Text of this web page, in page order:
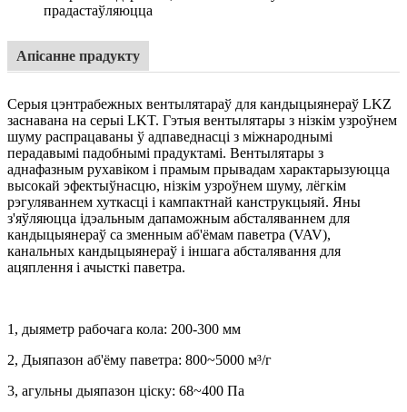
прадастаўляюцца
Апісанне прадукту
Серыя цэнтрабежных вентылятараў для кандыцыянераў LKZ
заснавана на серыі LKT. Гэтыя вентылятары з нізкім узроўнем
шуму распрацаваны ў адпаведнасці з міжнароднымі
перадавымі падобнымі прадуктамі. Вентылятары з
аднафазным рухавіком і прамым прывадам характарызуюцца
высокай эфектыўнасцю, нізкім узроўнем шуму, лёгкім
рэгуляваннем хуткасці і кампактнай канструкцыяй. Яны
з'яўляюцца ідэальным дапаможным абсталяваннем для
кандыцыянераў са зменным аб'ёмам паветра (VAV),
канальных кандыцыянераў і іншага абсталявання для
ацяплення і ачысткі паветра.
1, дыяметр рабочага кола: 200-300 мм
2, Дыяпазон аб'ёму паветра: 800~5000 м³/г
3, агульны дыяпазон ціску: 68~400 Па